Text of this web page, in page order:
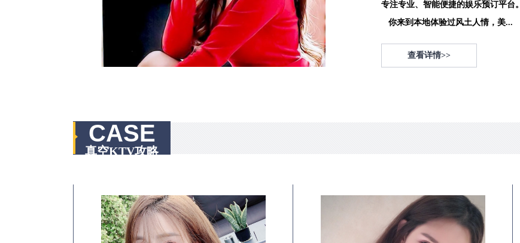
专注专业、智能便捷的娱乐预订平台。
你来到本地体验过风土人情，美...
查看详情>>
CASE
真空KTV攻略